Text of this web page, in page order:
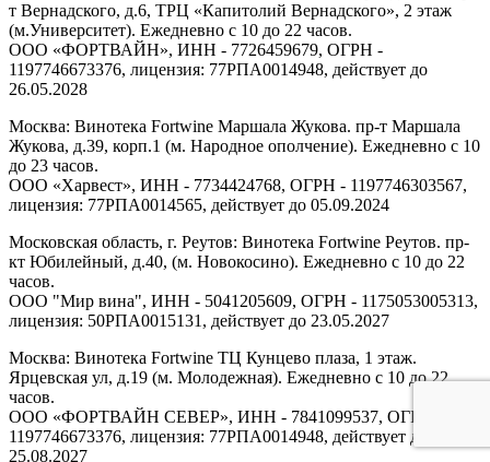
т Вернадского, д.6, ТРЦ «Капитолий Вернадского», 2 этаж
(м.Университет). Ежедневно с 10 до 22 часов.
ООО «ФОРТВАЙН», ИНН - 7726459679, ОГРН -
1197746673376, лицензия: 77РПА0014948, действует до
26.05.2028
Москва: Винотека Fortwine Маршала Жукова. пр-т Маршала
Жукова, д.39, корп.1 (м. Народное ополчение). Ежедневно с 10
до 23 часов.
ООО «Харвест», ИНН - 7734424768, ОГРН - 1197746303567,
лицензия: 77РПА0014565, действует до 05.09.2024
Московская область, г. Реутов: Винотека Fortwine Реутов. пр-
кт Юбилейный, д.40, (м. Новокосино). Ежедневно с 10 до 22
часов.
ООО "Мир вина", ИНН - 5041205609, ОГРН - 1175053005313,
лицензия: 50РПА0015131, действует до 23.05.2027
Москва: Винотека Fortwine ТЦ Кунцево плаза, 1 этаж.
Ярцевская ул, д.19 (м. Молодежная). Ежедневно с 10 до 22
часов.
ООО «ФОРТВАЙН СЕВЕР», ИНН - 7841099537, ОГРН -
1197746673376, лицензия: 77РПА0014948, действует до
25.08.2027